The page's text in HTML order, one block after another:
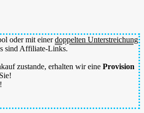
oder mit einerdoppelten Unterstreichung
sind Affiliate-Links.
zustande, erhalten wir eine Provision